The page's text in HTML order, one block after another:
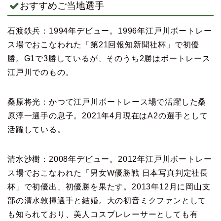
おすすめご当地選手
石渡鉄兵：1994年デビュー。1996年江戸川ボートレー
ス場でおこなわれた「第21回報知新聞社杯」で初優
勝。G1で3勝しているが、そのうち2勝はボートレース
江戸川でのもの。
桑原将光：かつて江戸川ボートレース場で活躍した桑
原淳一選手の息子。2021年4月現在はA2の選手として
活躍している。
清水沙樹：2008年デビュー。2012年江戸川ボートレー
ス場でおこなわれた「男女W優勝戦 日本写真判定社長
杯」で初優出、初優勝を果たす。2013年12月に岡山支
部の清水敦揮選手と結婚。大の初音ミクファンとして
も知られており、美人コスプレレーサーとしても有